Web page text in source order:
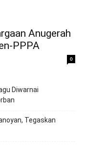
Anugerah
PPPA
0
Diwarnai
Tegaskan